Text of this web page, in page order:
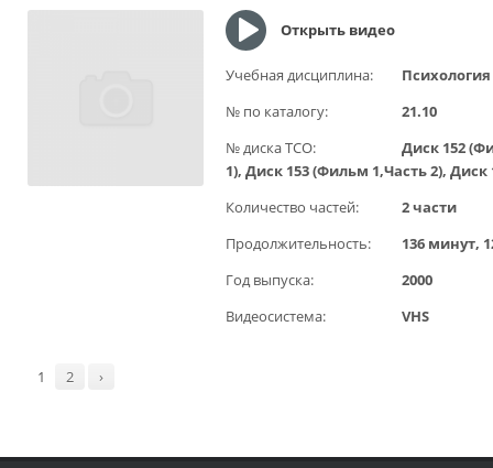
Открыть видео
Учебная дисциплина:
Психология
№ по каталогу:
21.10
№ диска ТСО:
Диск 152
1), Диск 153 (Фильм 1,Часть 2),
Количество частей:
2 части
Продолжительность:
136 минут,
Год выпуска:
2000
Видеосистема:
VHS
1 2 ›